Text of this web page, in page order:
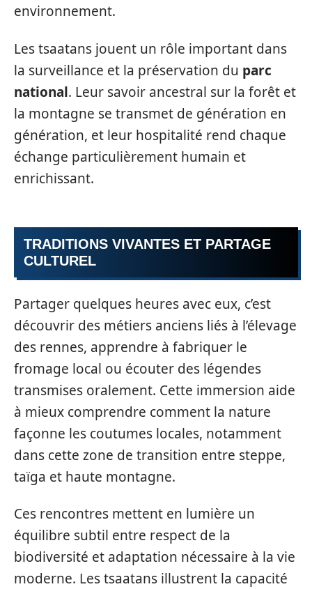
environnement.
Les tsaatans jouent un rôle important dans
la surveillance et la préservation du parc
national. Leur savoir ancestral sur la forêt et
la montagne se transmet de génération en
génération, et leur hospitalité rend chaque
échange particulièrement humain et
enrichissant.
TRADITIONS VIVANTES ET PARTAGE
CULTUREL
Partager quelques heures avec eux, c’est
découvrir des métiers anciens liés à l’élevage
des rennes, apprendre à fabriquer le
fromage local ou écouter des légendes
transmises oralement. Cette immersion aide
à mieux comprendre comment la nature
façonne les coutumes locales, notamment
dans cette zone de transition entre steppe,
taïga et haute montagne.
Ces rencontres mettent en lumière un
équilibre subtil entre respect de la
biodiversité et adaptation nécessaire à la vie
moderne. Les tsaatans illustrent la capacité